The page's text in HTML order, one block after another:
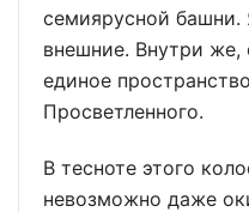
семиярусной башни.
внешние. Внутри же,
единое
Просветленного.
В тесноте этого
невозможно даже